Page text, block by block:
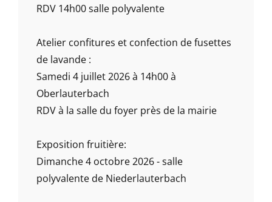
RDV 14h00 salle polyvalente
Atelier confitures et confection de fusettes
de lavande :
Samedi 4 juillet 2026 à 14h00 à
Oberlauterbach
RDV à la salle du foyer près de la mairie
Exposition fruitière:
Dimanche 4 octobre 2026 - salle
polyvalente de Niederlauterbach